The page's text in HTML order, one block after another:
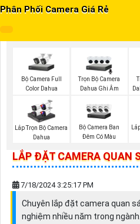
Phân Phối Camera Giá Rẻ
Bộ Camera Full
Color Dahua
Trọn Bộ Camera
Dahua Ghi Âm
Lắp Trọn Bộ Camera
Dahua
Bộ Camera Ban
Đêm Có Màu
LẮP ĐẶT CAMERA QUAN
7/18/2024 3:25:17 PM
Chuyên lắp đặt camera quan
nghiệm nhiều năm trong